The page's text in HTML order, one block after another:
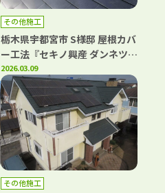
その他施工
栃木県宇都宮市 S様邸 屋根カバ
ー工法『セキノ興産 ダンネツト
ップ4-1』
2026.03.09
その他施工